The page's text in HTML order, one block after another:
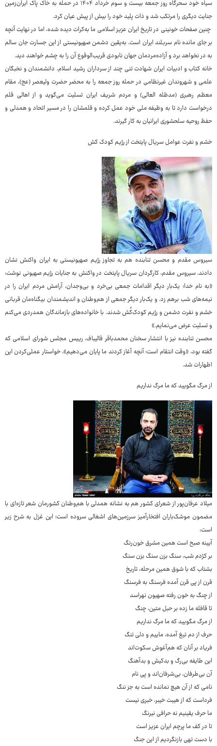
سیاه خود سحرگاه روز جمعه بیست و سوم خرداد ۱۴۰۴ در حمله به خاک پاک ایران‌زمین
جنایت دیگری را مرتکب شد و ذات پلید خود را بیش از پیش عیان کرد.
چنین صفحات خونینی در تاریخ ایران عزیز اسلامی ما به‌کرات دیده شده، اما در نهایت آنچه
بر جای مانده نام سربلند ایران است. به‌یقین دشمن صهیونیستی از این جسارت جان سالم
به در نخواهد برد و آزاده‌مردمان جهان نابودی قریب‌الوقوع آن را به چشم خواهند دید.
خانه کتاب و ادبیات ایران شهادت تنی چند از سرداران رشید اسلام، دانشمندان و نخبگان
علمی و شهروندان غیرنظامی در حمله روز جمعه را به محضر حضرت ولیعصر (عج)، مقام
معظم رهبری (مدظله العالی) و مردم شریف ایران تسلیت می‌گوید و از اهالی قلم
درخواست دارد تا به وظیفه ملی خود عمل کرده و قلمشان را در مسیر اتحاد و همدلی و
حفظ روحیه سلحشوری ایرانیان به کار گیرند.
خشم و نفرت عوامل سریال پایتخت از رژیم کودک‏ کش
سیروس مقدم و محسن تنابنده هم به تجاوز رژیم صهیونیستی به ایران واکنش نشان
دادند. سیروس مقدم، کارگردان سریال پایتخت در واکنش به جنایات رژیم صهیونی نوشت:
«به نام خدا؛ یک‌بار دیگر اقدامات جمعی بی‌خرد و بی‌وجدان، آرامش مردم ایران را در
نیمه‌های شب برهم زد. و یک‌بار دیگر جمعی از هم‌وطنان و اندیشمندان بیگناه‌مان قربانی
خشم و نفرت دشمن و رژیم کودک‌کُش شدند. با خانواده‌های بازماندگان همدردی می‌کنم
و تسلیت عرض می‌نمایم.»
محسن تنابنده نیز با انتشار سخنان محمدباقر قالیباف، رییس مجلس شورای اسلامی که
گفته بود، «وقت انتقام است؛ آنچه آغاز کردند ما پایان می‌دهیم»، خواستار عملی‌کردن این
اظهارات شد.
از مرگ مگویید که ما مرگ نداریم
میلاد عرفان‌پور از شعرای کشور هم به نشانه همدلی با هم‌وطنان کشورمان شعر تازه‌ای با
مضمون موشک‌باران افتخارآمیز سرزمین‌های اشغالی سروده است؛ این غزل به شرح زیر
است:
آیینه صبح است همین مشرق خون‌رنگ
بر کژدم شب، سنگ بزن سنگ بزن سنگ
بشتاب که با شوق همین مرحله، تاریخ
قرن از پی قرن آمده فرسنگ به فرسنگ
از چنگ به خون رفته صهیون نهراسد
تا قافله ما زده بر حبل متین، چنگ
از مرگ مگویید که ما مرگ نداریم
حرف از دم تیغ آمده، ماییم و دلی تنگ
فریاد بر آنان که هم‌آغوش سکوت‌اند
این طایفه بی‌رگ و بدکیش و بدآهنگ
آن بی‌طرفان، بی‌شرفان‌اند و پی نام
نامی که از آن هیچ نمانده است به جز ننگ
فرداست که از هیبت خیبر، خبری نیست
ما حرف یقینیم نه حرافی نیرنگ
تا در کف ما پرچم ایران عزیز است
با دست تهی بازنگردیم از این جنگ